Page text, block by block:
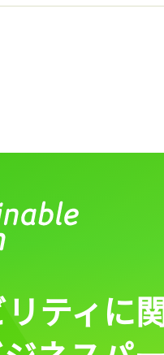
ティに